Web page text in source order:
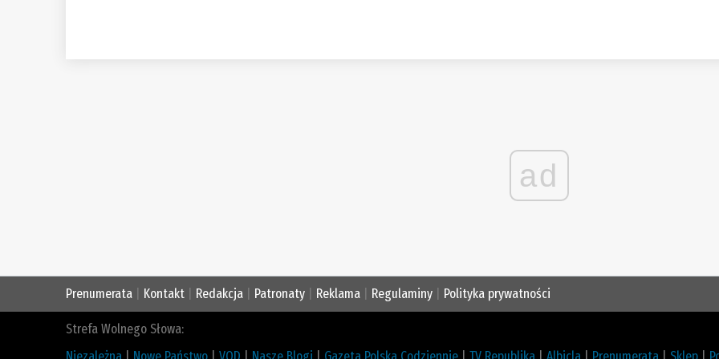
ad
Prenumerata Kontakt Redakcja Patronaty Reklama Regulaminy Polityka prywatności
Strefa Wolnego Słowa: